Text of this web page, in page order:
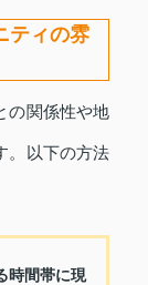
ティの雰
の関係性や地
。以下の方法
時間帯に現